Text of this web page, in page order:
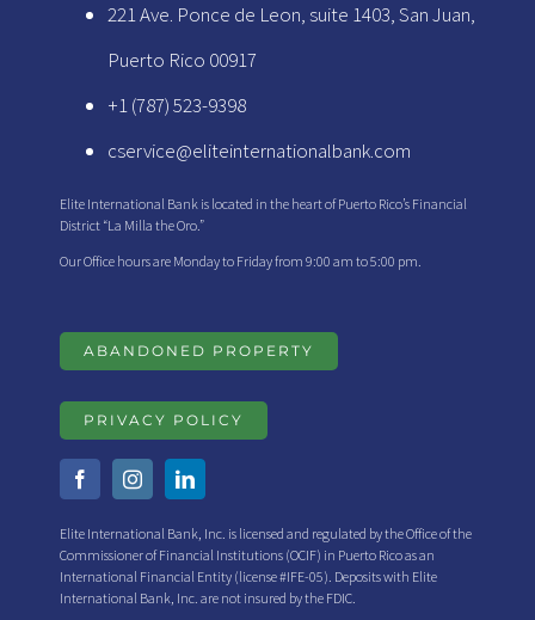
221 Ave. Ponce de Leon, suite 1403, San Juan,
Puerto Rico 00917
+1 (787) 523-9398
cservice@eliteinternationalbank.com
Elite International Bank is located in the heart of Puerto Rico’s Financial
District “La Milla the Oro.”
Our Office hours are Monday to Friday from 9:00 am to 5:00 pm.
ABANDONED PROPERTY
PRIVACY POLICY
Elite International Bank, Inc. is licensed and regulated by the Office of the
Commissioner of Financial Institutions (OCIF) in Puerto Rico as an
International Financial Entity (license #IFE-05). Deposits with Elite
International Bank, Inc. are not insured by the FDIC.